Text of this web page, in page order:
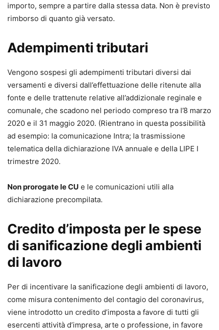
importo, sempre a partire dalla stessa data. Non è previsto
rimborso di quanto già versato.
Adempimenti tributari
Vengono sospesi gli adempimenti tributari diversi dai
versamenti e diversi dall’effettuazione delle ritenute alla
fonte e delle trattenute relative all’addizionale reginale e
comunale, che scadono nel periodo compreso tra l’8 marzo
2020 e il 31 maggio 2020. (Rientrano in questa possibilità
ad esempio: la comunicazione Intra; la trasmissione
telematica della dichiarazione IVA annuale e della LIPE I
trimestre 2020.
Non prorogate le CU e le comunicazioni utili alla
dichiarazione precompilata.
Credito d’imposta per le spese
di sanificazione degli ambienti
di lavoro
Per di incentivare la sanificazione degli ambienti di lavoro,
come misura contenimento del contagio del coronavirus,
viene introdotto un credito d’imposta a favore di tutti gli
esercenti attività d’impresa, arte o professione, in favore